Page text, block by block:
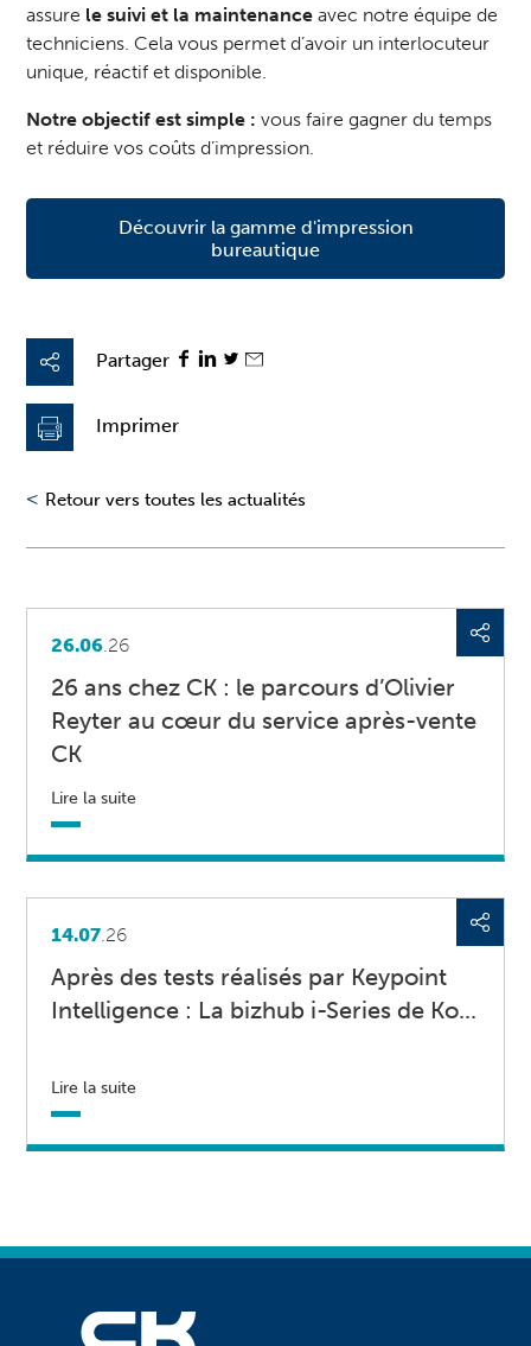
Partager
Imprimer
< Retour vers toutes les actualités
assure le suivi et la maintenance avec notre équipe de
techniciens. Cela vous permet d’avoir un interlocuteur
unique, réactif et disponible.
Notre objectif est simple : vous faire gagner du temps
et réduire vos coûts d’impression.
Découvrir la gamme d'impression
bureautique
26.06.26
26 ans chez CK : le parcours d’Olivier
Reyter au cœur du service après-vente
CK
Lire la suite
14.07.26
Après des tests réalisés par Keypoint
Intelligence : La bizhub i-Series de Ko...
Lire la suite